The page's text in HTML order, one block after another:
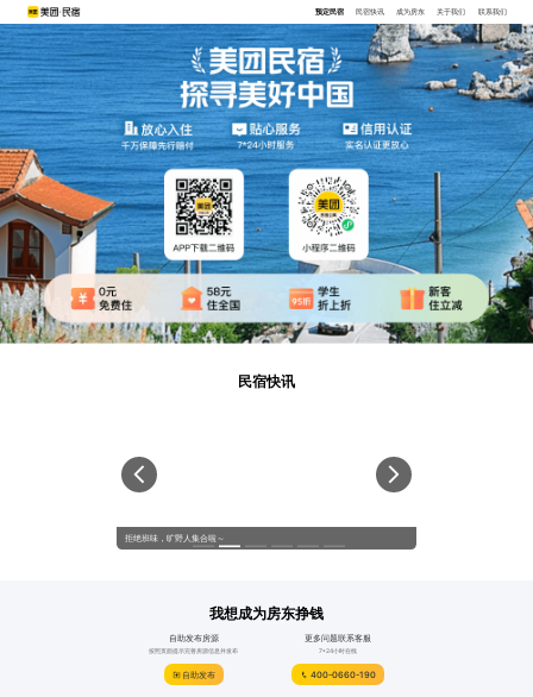
预定民宿 民宿快讯 成为房东 关于我们 联系我们
民宿快讯
拒绝班味，旷野人集合啦～
我想成为房东挣钱
自助发布房源
按照页面提示完善房源信息并发布
自助发布
更多问题联系客服
7*24小时在线
400-0660-190